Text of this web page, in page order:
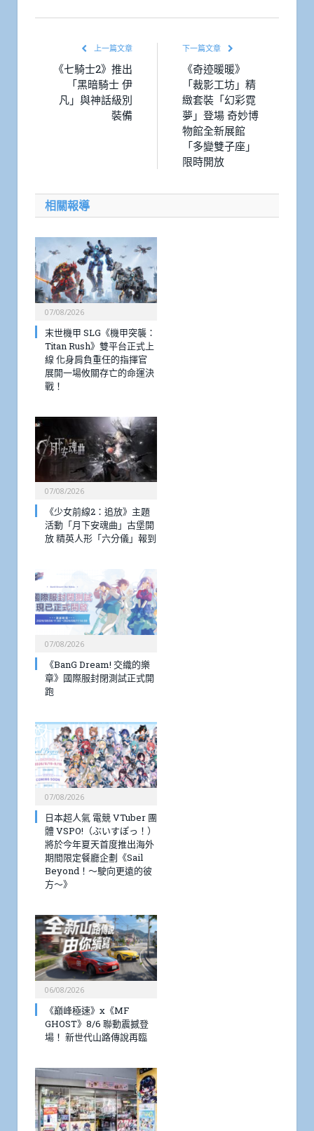
上一篇文章
《七騎士2》推出
「黑暗騎士 伊
凡」與神話級別
裝備
下一篇文章
《奇迹暖暖》
「裁影工坊」精
緻套裝「幻彩霓
夢」登場 奇妙博
物館全新展館
「多變雙子座」
限時開放
相關報導
07/08/2026
末世機甲 SLG《機甲突襲：
Titan Rush》雙平台正式上
線 化身肩負重任的指揮官
展開一場攸關存亡的命運決
戰！
07/08/2026
《少女前線2：追放》主題
活動「月下安魂曲」古堡開
放 精英人形「六分儀」報到
07/08/2026
《BanG Dream! 交織的樂
章》國際服封閉測試正式開
跑
07/08/2026
日本超人氣 電競 VTuber 團
體 VSPO!（ぶいすぽっ！）
將於今年夏天首度推出海外
期間限定餐廳企劃《Sail
Beyond！～駛向更遠的彼
方～》
06/08/2026
《巔峰極速》x《MF
GHOST》8/6 聯動震撼登
場！ 新世代山路傳說再臨